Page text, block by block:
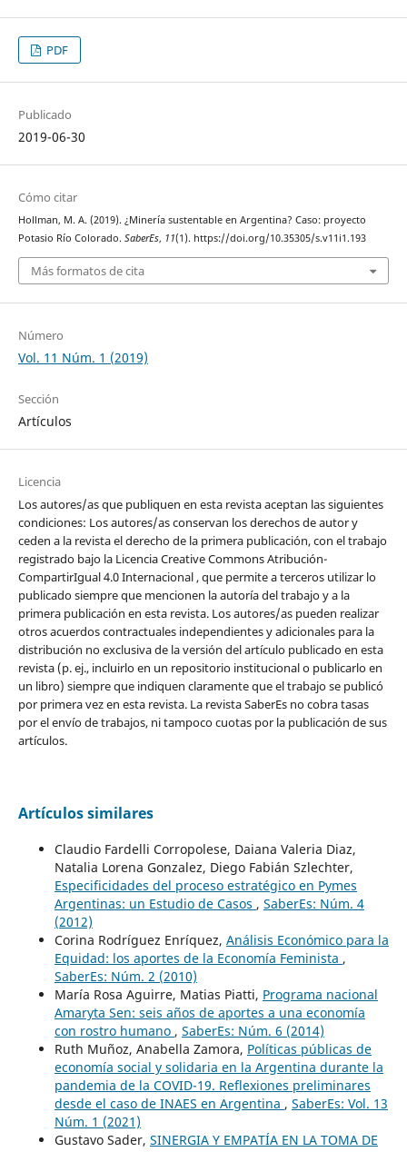
PDF
Publicado
2019-06-30
Cómo citar
Hollman, M. A. (2019). ¿Minería sustentable en Argentina? Caso: proyecto
Potasio Río Colorado. SaberEs, 11(1). https://doi.org/10.35305/s.v11i1.193
Más formatos de cita
Número
Vol. 11 Núm. 1 (2019)
Sección
Artículos
Licencia
Los autores/as que publiquen en esta revista aceptan las siguientes
condiciones: Los autores/as conservan los derechos de autor y
ceden a la revista el derecho de la primera publicación, con el trabajo
registrado bajo la Licencia Creative Commons Atribución-
CompartirIgual 4.0 Internacional , que permite a terceros utilizar lo
publicado siempre que mencionen la autoría del trabajo y a la
primera publicación en esta revista. Los autores/as pueden realizar
otros acuerdos contractuales independientes y adicionales para la
distribución no exclusiva de la versión del artículo publicado en esta
revista (p. ej., incluirlo en un repositorio institucional o publicarlo en
un libro) siempre que indiquen claramente que el trabajo se publicó
por primera vez en esta revista. La revista SaberEs no cobra tasas
por el envío de trabajos, ni tampoco cuotas por la publicación de sus
artículos.
Artículos similares
Claudio Fardelli Corropolese, Daiana Valeria Diaz,
Natalia Lorena Gonzalez, Diego Fabián Szlechter,
Especificidades del proceso estratégico en Pymes
Argentinas: un Estudio de Casos , SaberEs: Núm. 4
(2012)
Corina Rodríguez Enríquez, Análisis Económico para la
Equidad: los aportes de la Economía Feminista ,
SaberEs: Núm. 2 (2010)
María Rosa Aguirre, Matias Piatti, Programa nacional
Amaryta Sen: seis años de aportes a una economía
con rostro humano , SaberEs: Núm. 6 (2014)
Ruth Muñoz, Anabella Zamora, Políticas públicas de
economía social y solidaria en la Argentina durante la
pandemia de la COVID-19. Reflexiones preliminares
desde el caso de INAES en Argentina , SaberEs: Vol. 13
Núm. 1 (2021)
Gustavo Sader, SINERGIA Y EMPATÍA EN LA TOMA DE